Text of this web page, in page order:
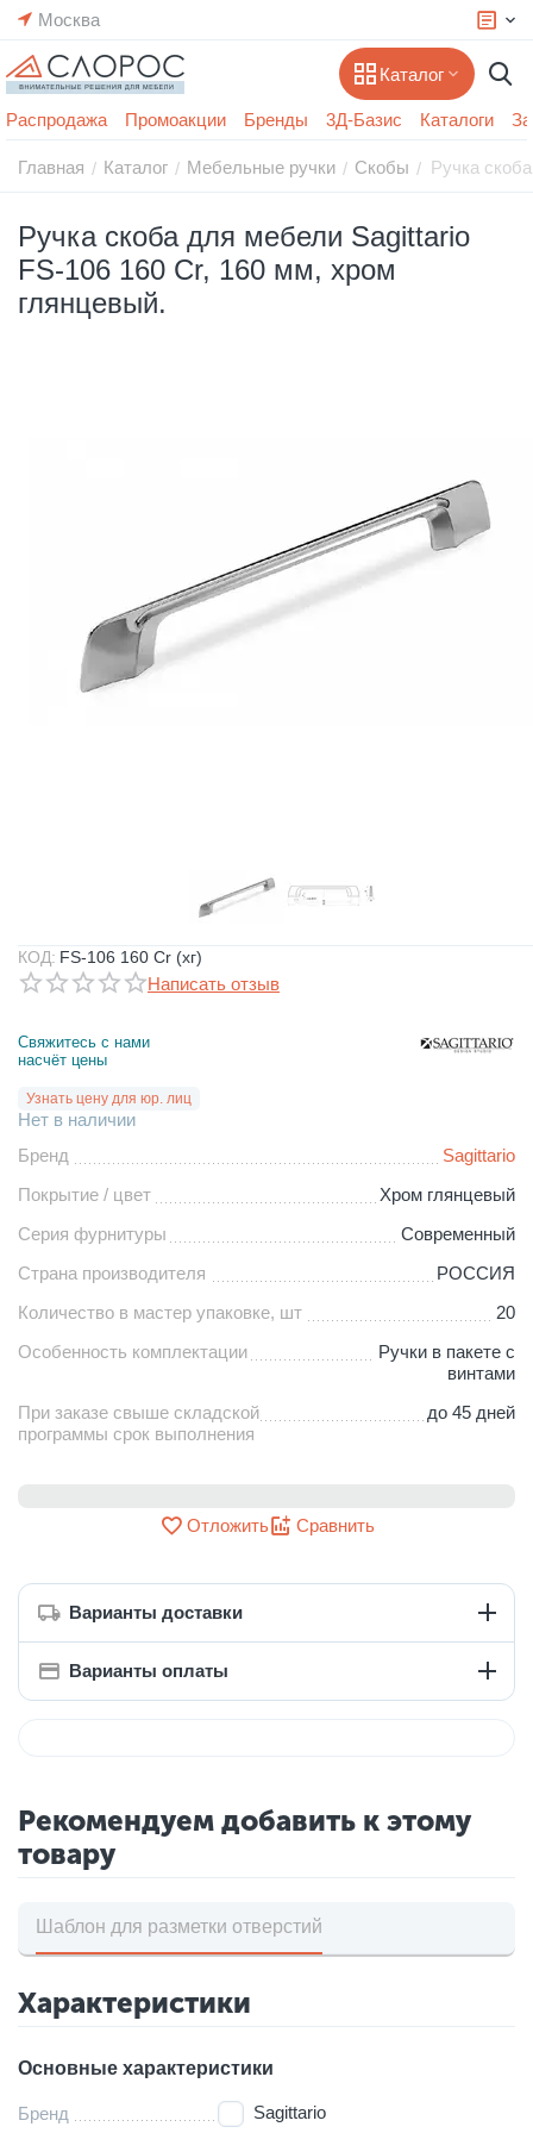
Москва
Каталог
Распродажа Промоакции Бренды 3Д-Базис Каталоги
Главная / Каталог / Мебельные ручки / Скобы / Ручка
Ручка скоба для мебели Sagittario
FS-106 160 Cr, 160 мм, хром
глянцевый.
КОД: FS-106 160 Cr (хг)
Написать отзыв
Свяжитесь с нами
насчёт цены
Узнать цену для юр. лиц
Нет в наличии
Бренд
Sagittario
Покрытие / цвет
Хром глянцевый
Серия фурнитуры
Современный
Страна производителя
РОССИЯ
Количество в мастер упаковке, шт
20
Особенность комплектации
Ручки в пакете с
винтами
При заказе свыше складской
программы срок выполнения
до 45 дней
Отложить Сравнить
Варианты доставки
Варианты оплаты
Рекомендуем добавить к этому
товару
Шаблон для разметки отверстий
Характеристики
Основные характеристики
Бренд Sagittario